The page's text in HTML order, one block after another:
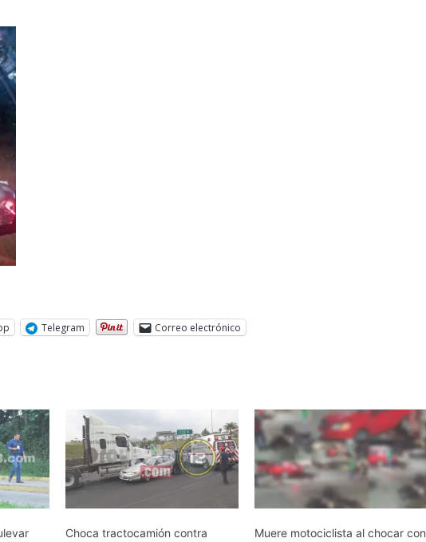
Telegram Correo electrónico
Choca tractocamión contra
Muere motociclista al chocar con